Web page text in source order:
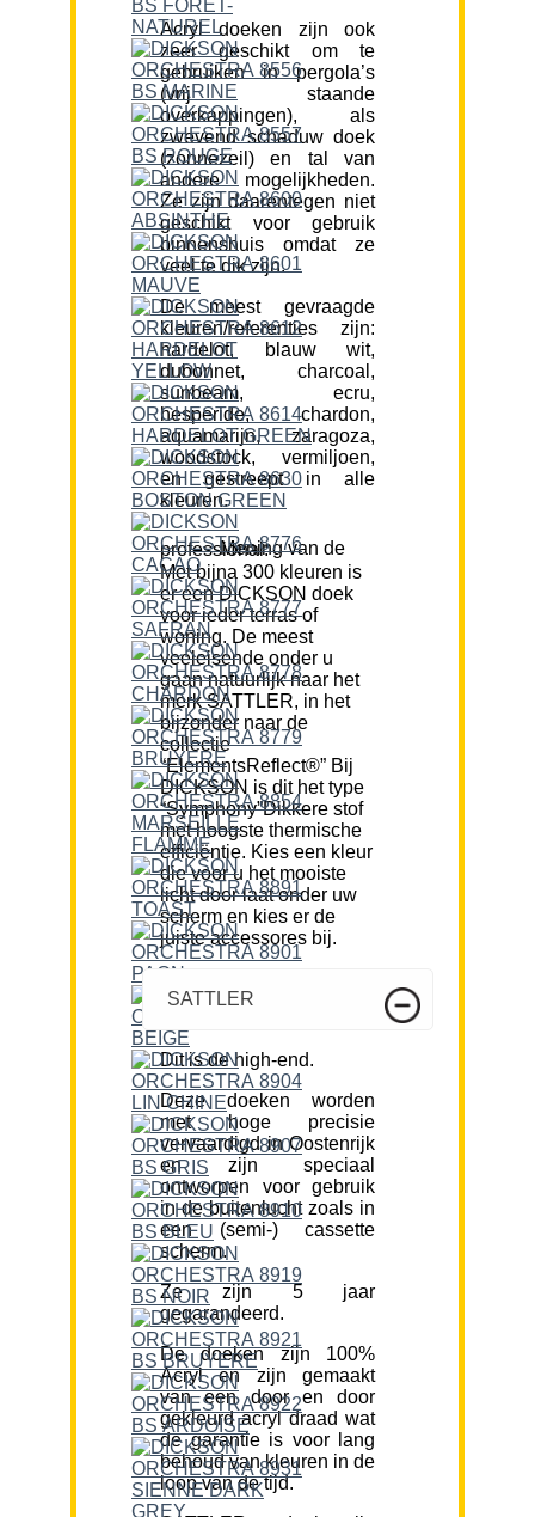
Acryl doeken zijn ook
zeer geschikt om te
gebruiken in pergola’s
(vrij staande
overkappingen), als
zwevend schaduw doek
(zonnezeil) en tal van
andere mogelijkheden.
Ze zijn daarentegen niet
geschikt voor gebruik
binnenshuis omdat ze
veel te dik zijn.
De meest gevraagde
kleuren/referenties zijn:
hardelot, blauw wit,
dubonnet, charcoal,
sunbeam, ecru,
hesperide, chardon,
aquamarijn, zaragoza,
woodstock, vermiljoen,
en gestreept in alle
kleuren.
Mening van de professional:
Met bijna 300 kleuren is
er een DICKSON doek
voor ieder terras of
woning. De meest
veeleisende onder u
gaan natuurlijk naar het
merk SATTLER, in het
bijzonder naar de
collectie
“ElementsReflect®” Bij
DICKSON is dit het type
“Symphony”Dikkere stof
met hoogste thermische
efficiëntie. Kies een kleur
die voor u het mooiste
licht door laat onder uw
scherm en kies er de
juiste accessores bij.
SATTLER
Dit is de high-end.
Deze doeken worden
met hoge precisie
vervaardigd in Oostenrijk
en zijn speciaal
ontworpen voor gebruik
in de buitenlucht zoals in
een (semi-) cassette
scherm.
Ze zijn 5 jaar
gegarandeerd.
De doeken zijn 100%
Acryl en zijn gemaakt
van een door en door
gekleurd acryl draad wat
de garantie is voor lang
behoud van kleuren in de
loop van de tijd.